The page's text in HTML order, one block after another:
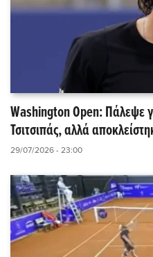
Washington Open: Πάλεψε
Τσιτσιπάς, αλλά
29/07/2026 - 23:00